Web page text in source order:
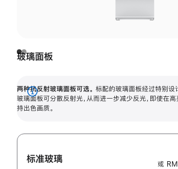
玻璃面板
两种抗反射玻璃面板可选。 标配的玻璃面板经过特别设
玻璃面板可分散反射光，从而进一步减少反光，即使在
持出色画质。
展
开
标准玻璃
或